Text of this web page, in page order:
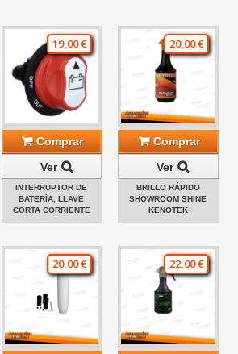
19,00 €
Comprar
Ver
INTERRUPTOR DE
BATERÍA, LLAVE
CORTA CORRIENTE
20,00 €
Comprar
Ver
BRILLO RÁPIDO
SHOWROOM SHINE
KENOTEK
20,00 € 22,00 €